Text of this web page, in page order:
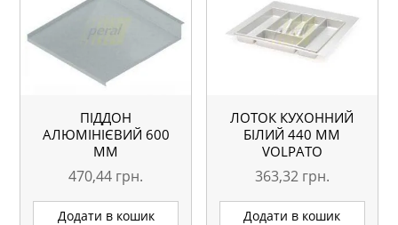
ПІДДОН
АЛЮМІНІЄВИЙ 600
ММ
470,44 грн.
Додати в кошик
ЛОТОК КУХОННИЙ
БІЛИЙ 440 ММ
VOLPATO
363,32 грн.
Додати в кошик